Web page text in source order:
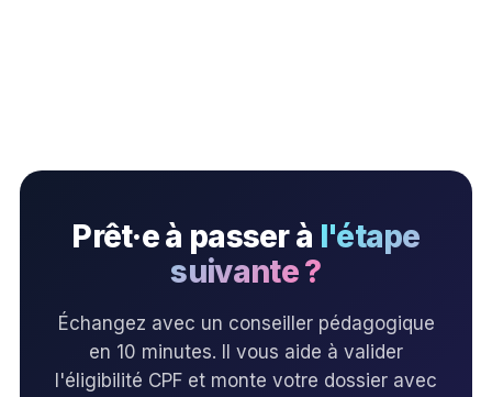
Prêt·e à passer à l'étape
suivante ?
Échangez avec un conseiller pédagogique
en 10 minutes. Il vous aide à valider
l'éligibilité CPF et monte votre dossier avec